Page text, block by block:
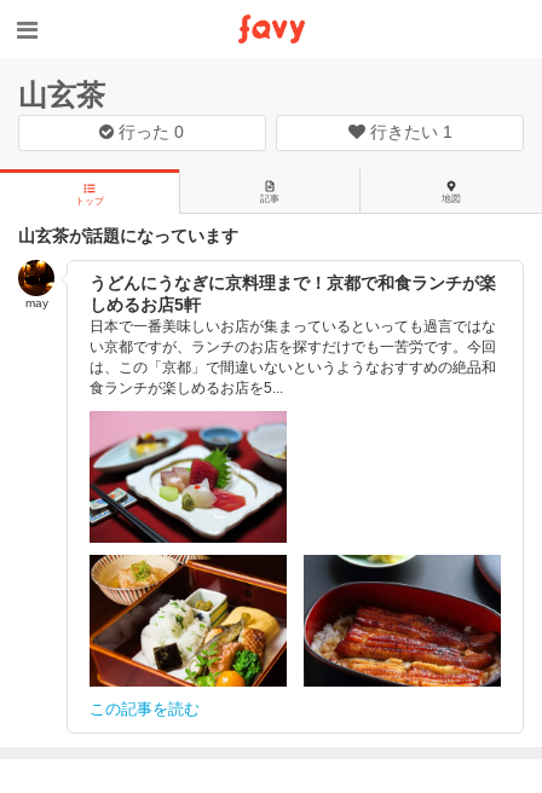
山玄茶
行った0 行きたい 1
トップ 記事 地図
山玄茶が話題になっています
may
うどんにうなぎに京料理まで！京都で和食ランチが楽
しめるお店5軒
日本で一番美味しいお店が集まっているといっても過言ではな
い京都ですが、ランチのお店を探すだけでも一苦労です。今回
は、この「京都」で間違いないというようなおすすめの絶品和
食ランチが楽しめるお店を5...
この記事を読む